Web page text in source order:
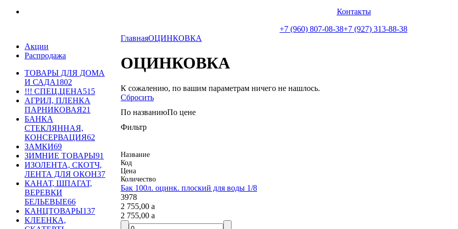
Контакты
+7 (960) 807-08-38+7 (927) 313-88-38
Акции
Распродажа
ТОВАРЫ ДЛЯ ДОМА
И САДА1802
!!! СПЕЦ.ЦЕНА515
АГРИЛ, ПЛЕНКА
ПАРНИКОВАЯ21
БАНКА
СТЕКЛЯННАЯ,
КОНСЕРВАЦИЯ62
ЗАМКИ69
ЗИМНИЕ ТОВАРЫ91
ИЗОЛЕНТА, СКОТЧ,
ЛЕНТА ДЛЯ ОКОН37
КАНАТ, ШПАГАТ,
ВЕРЕВКИ
БЕЛЬЕВЫЕ66
КАНЦТОВАРЫ137
КЛЕЕНКА,
ГлавнаяОЦИНКОВКА
ОЦИНКОВКА
К сожалению, по вашим параметрам ничего не нашлось.
Сбросить
По названиюПо цене
Фильтр
Название
Код
Цена
Количество
Бак 100л. оцинк. плоский для воды 1/8
3978
2 755,00 a
2 755,00 a